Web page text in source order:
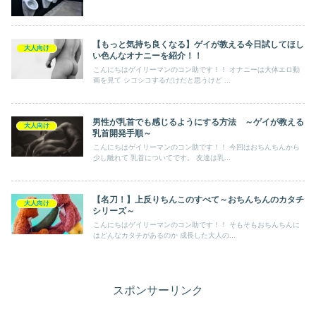
大人向け
【もっと気持ち良くなる】ゲイが教える今日試してほし
い色んなオナニーを紹介！！
こんにちはゲイリーマンのコン助です！！ オナニーは大体エロ動
画を見て シコシコするだけだと思うけど ...
大人向け
男性が乳首でも感じるようにする方法 ～ゲイが教える
乳首開発手順～
こんにちはゲイリーマンのコン助です！！ 今回はおちんちんから
少し離れて 乳首についてです。 友達は乳...
大人向け
【名刀！】上反りちんこのすべて～おちんちんのカタチ
シリーズ～
こんにちはゲイリーマンのコン助です！！ そもそもおちんちんに
はどんなカタチがあるのか 成長した大人の...
スポンサーリンク